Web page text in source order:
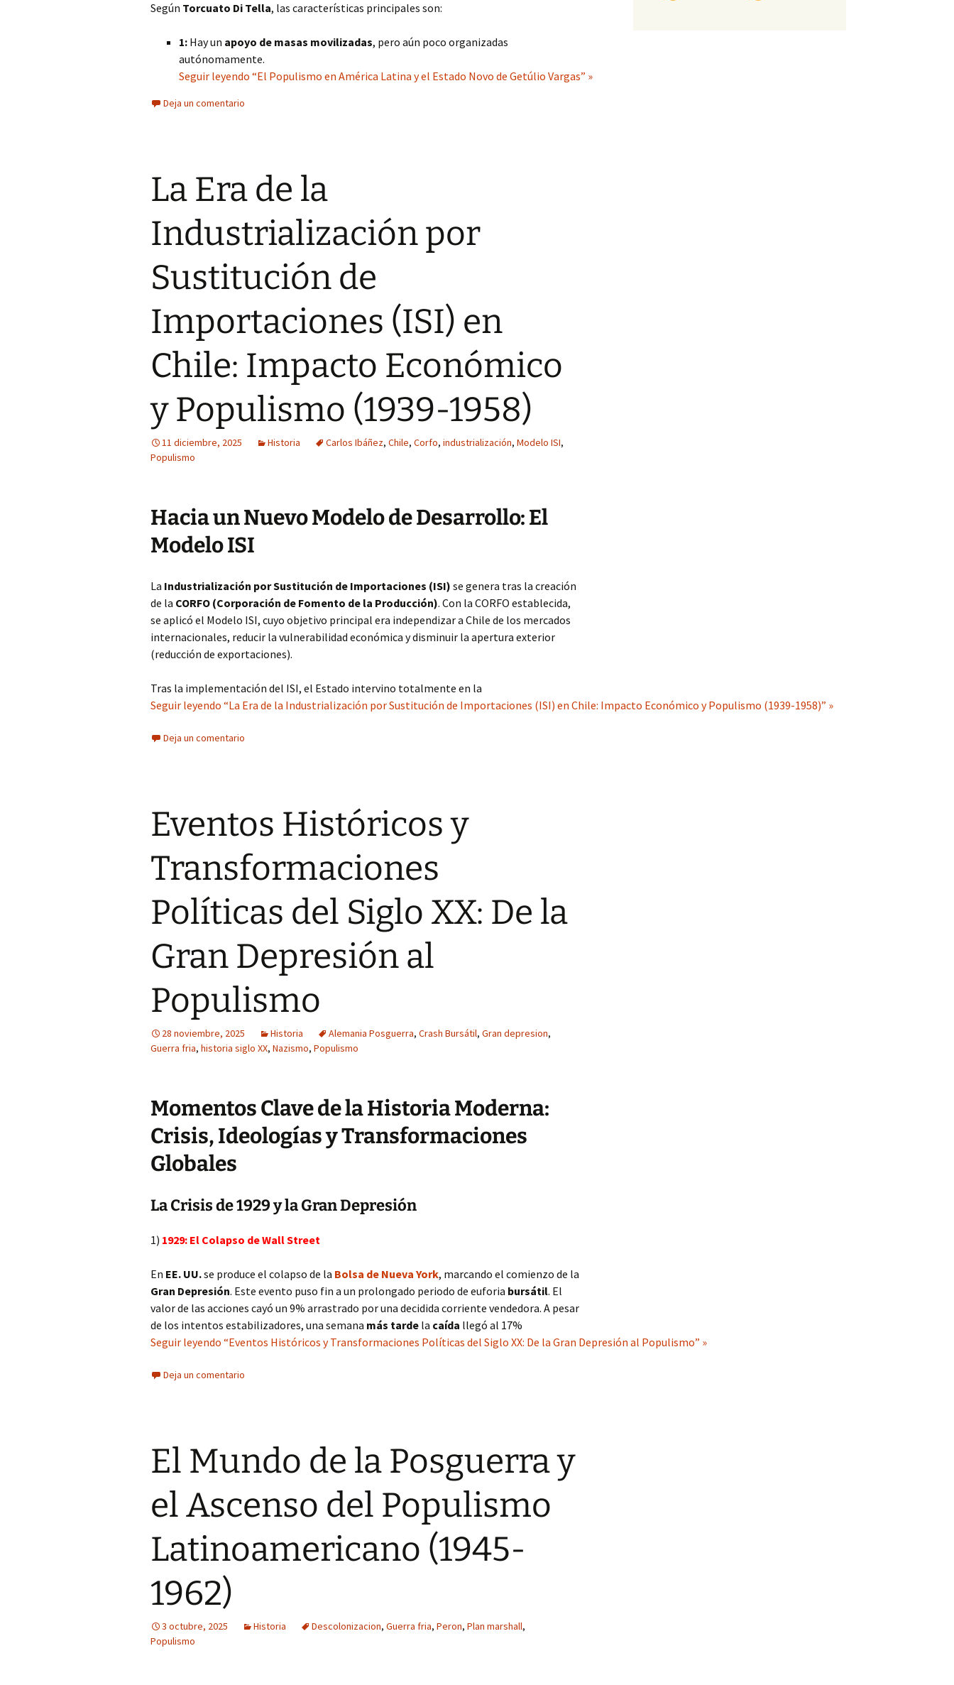
Según Torcuato Di Tella, las características principales son:
1: Hay un apoyo de masas movilizadas, pero aún poco organizadas
autónomamente.
Seguir leyendo “El Populismo en América Latina y el Estado Novo de Getúlio Vargas” »
Deja un comentario
La Era de la
Industrialización por
Sustitución de
Importaciones (ISI) en
Chile: Impacto Económico
y Populismo (1939-1958)
11 diciembre, 2025 Historia Carlos Ibáñez, Chile, Corfo, industrialización, Modelo ISI,
Populismo
Hacia un Nuevo Modelo de Desarrollo: El
Modelo ISI
La Industrialización por Sustitución de Importaciones (ISI) se genera tras la creación
de la CORFO (Corporación de Fomento de la Producción). Con la CORFO establecida,
se aplicó el Modelo ISI, cuyo objetivo principal era independizar a Chile de los mercados
internacionales, reducir la vulnerabilidad económica y disminuir la apertura exterior
(reducción de exportaciones).
Tras la implementación del ISI, el Estado intervino totalmente en la
Seguir leyendo “La Era de la Industrialización por Sustitución de Importaciones (ISI) en Chile: Impacto Económico y Populismo (1939-1958)” »
Deja un comentario
Eventos Históricos y
Transformaciones
Políticas del Siglo XX: De la
Gran Depresión al
Populismo
28 noviembre, 2025 Historia Alemania Posguerra, Crash Bursátil, Gran depresion,
Guerra fria, historia siglo XX, Nazismo, Populismo
Momentos Clave de la Historia Moderna:
Crisis, Ideologías y Transformaciones
Globales
La Crisis de 1929 y la Gran Depresión
1) 1929: El Colapso de Wall Street
En EE. UU.se produce el colapso de la Bolsa de Nueva York, marcando el comienzo de la
Gran Depresión. Este evento puso fin a un prolongado periodo de euforia bursátil. El
valor de las acciones cayó un 9% arrastrado por una decidida corriente vendedora. A pesar
de los intentos estabilizadores, una semana más tarde la caída llegó al 17%
Seguir leyendo “Eventos Históricos y Transformaciones Políticas del Siglo XX: De la Gran Depresión al Populismo” »
Deja un comentario
El Mundo de la Posguerra y
el Ascenso del Populismo
Latinoamericano (1945-
1962)
3 octubre, 2025 Historia Descolonizacion, Guerra fria, Peron, Plan marshall,
Populismo